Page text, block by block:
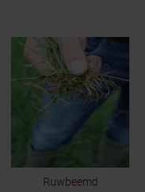
Ruwbeemd